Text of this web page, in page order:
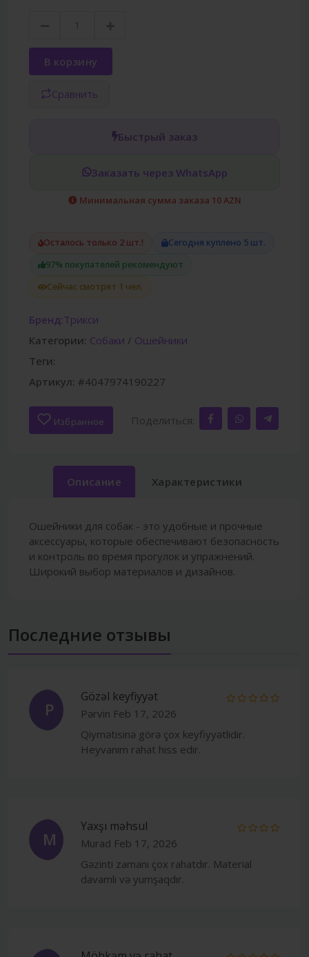
В корзину
Сравнить
Быстрый заказ
Заказать через WhatsApp
Минимальная сумма заказа 10 AZN
Осталось только 2 шт.!
Сегодня куплено 5 шт.
97% покупателей рекомендуют
Сейчас смотрят 1 чел.
Бренд:Трикси
Категории: Собаки / Ошейники
Теги:
Артикул: #4047974190227
Избранное Поделиться:
Описание Характеристики
Ошейники для собак - это удобные и прочные
аксессуары, которые обеспечивают безопасность
и контроль во время прогулок и упражнений.
Широкий выбор материалов и дизайнов.
Последние отзывы
P
Gözəl keyfiyyət
Pərvin Feb 17, 2026
Qiymətisinə görə çox keyfiyyətlidir.
Heyvanım rahat hiss edir.
M
Yaxşı məhsul
Murad Feb 17, 2026
Gəzinti zamanı çox rahatdır. Material
davamlı və yumşaqdır.